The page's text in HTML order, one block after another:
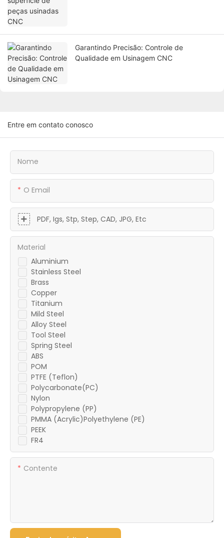
Garantindo Precisão: Controle de
Qualidade em Usinagem CNC
Entre em contato conosco
Nome
O Email
PDF, Igs, Stp, Step, CAD, JPG, Etc
Aluminium
Stainless Steel
Brass
Copper
Titanium
Mild Steel
Alloy Steel
Tool Steel
Spring Steel
ABS
POM
PTFE (Teflon)
Polycarbonate(PC)
Nylon
Polypropylene (PP)
PMMA (Acrylic)Polyethylene (PE)
PEEK
FR4
Material
Contente